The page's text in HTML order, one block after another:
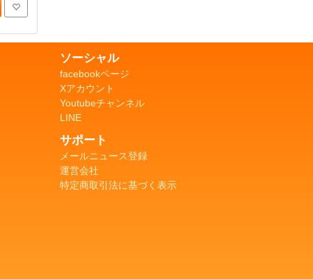
ソーシャル
facebookページ
Xアカウント
Youtubeチャンネル
LINE
サポート
メールニュース登録
運営会社
特定商取引法に基づく表示